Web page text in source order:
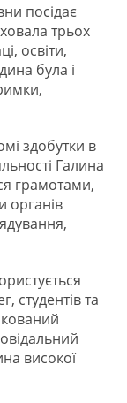
посідає
трьох
освіти,
була і
здобутки в
Галина
грамотами,
органів
студентів та
високої